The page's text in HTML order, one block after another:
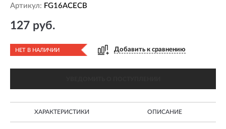
Артикул: FG16ACECB
127 руб.
НЕТ В НАЛИЧИИ Добавить к сравнению
ХАРАКТЕРИСТИКИ ОПИСАНИЕ